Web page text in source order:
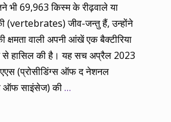
भी 69,963 किस्म के रीढ़वाले या
(vertebrates) जीव-जन्तु हैं, उन्होंने
क्षमता वाली अपनी आंखें एक बैक्टीरिया
हासिल की है। यह सच अप्रैल 2023
(प्रोसीडिंग्स ऑफ द नेशनल
ऑफ साइंसेज) की…